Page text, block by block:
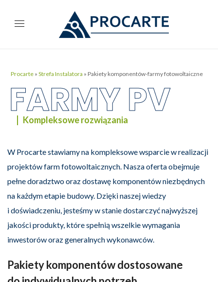
Procarte »Strefa Instalatora » Pakiety komponentów-farmy fotowoltaiczne
Kompleksowe rozwiązania
FARMY PV
W Procarte stawiamy na kompleksowe wsparcie w realizacji
projektów farm fotowoltaicznych. Nasza oferta obejmuje
pełne doradztwo oraz dostawę komponentów niezbędnych
na każdym etapie budowy. Dzięki naszej wiedzy
i doświadczeniu, jesteśmy w stanie dostarczyć najwyższej
jakości produkty, które spełnią wszelkie wymagania
inwestorów oraz generalnych wykonawców.
Pakietykomponentów dostosowane